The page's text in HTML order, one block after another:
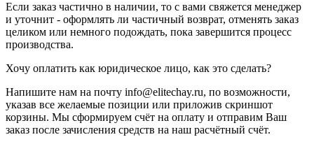
Если заказ частично в наличии, то с вами свяжется менеджер
и уточнит - оформлять ли частичный возврат, отменять заказ
целиком или немного подождать, пока завершится процесс
производства.
Хочу оплатить как юридическое лицо, как это сделать?
Напишите нам на почту info@elitechay.ru, по возможности,
указав все желаемые позиции или приложив скриншот
корзины. Мы сформируем счёт на оплату и отправим Ваш
заказ после зачисления средств на наш расчётный счёт.